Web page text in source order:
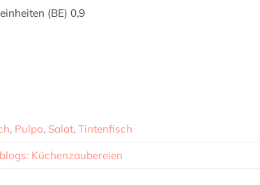
(BE) 0,9
, Pulpo, Salat, Tintenfisch
Küchenzaubereien